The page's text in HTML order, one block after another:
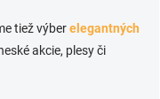
tiež výberelegantných
akcie, plesy či